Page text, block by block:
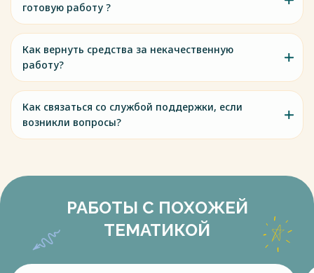
готовую работу ?
Как вернуть средства за некачественную
работу?
Как связаться со службой поддержки, если
возникли вопросы?
РАБОТЫ С ПОХОЖЕЙ
ТЕМАТИКОЙ